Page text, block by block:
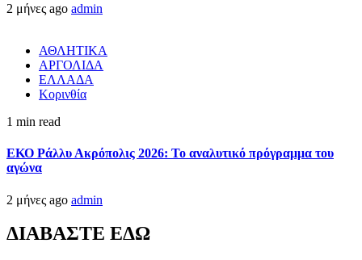
2 μήνες ago admin
ΑΘΛΗΤΙΚΑ
ΑΡΓΟΛΙΔΑ
ΕΛΛΑΔΑ
Κορινθία
1 min read
ΕΚΟ Ράλλυ Ακρόπολις 2026: Το αναλυτικό πρόγραμμα του
αγώνα
2 μήνες ago admin
ΔΙΑΒΑΣΤΕ ΕΔΩ